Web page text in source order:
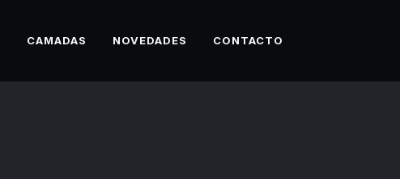
CAMADAS NOVEDADES CONTACTO